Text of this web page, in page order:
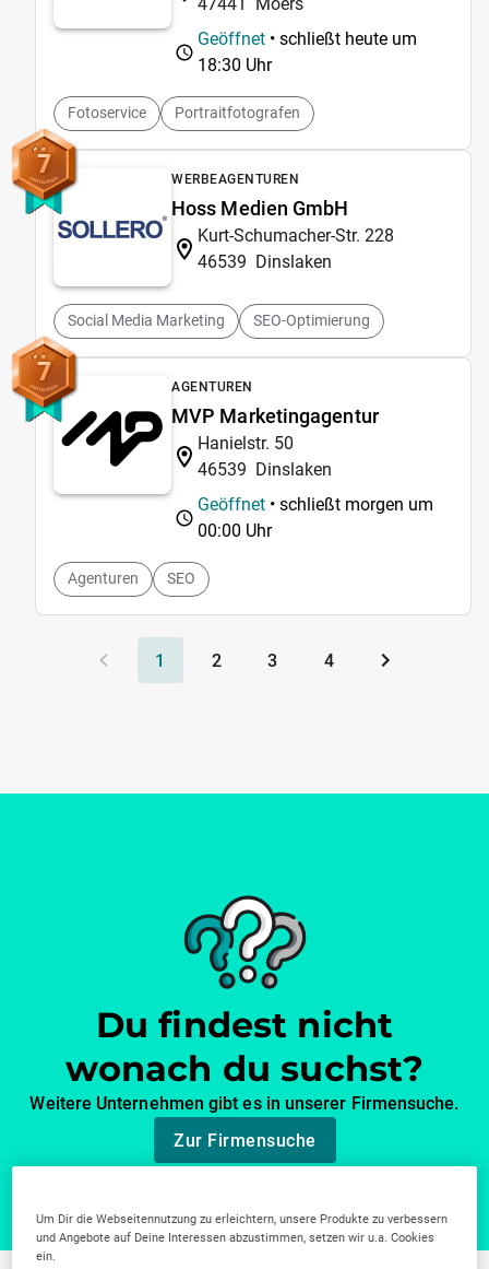
Geöffnet • schließt heute um
18:30 Uhr
Fotoservice Portraitfotografen
7 WERBEAGENTUREN
Hoss Medien GmbH
Kurt-Schumacher-Str. 228
46539 Dinslaken
Social Media Marketing SEO-Optimierung
7 AGENTUREN
MVP Marketingagentur
Hanielstr. 50
46539 Dinslaken
Geöffnet • schließt morgen um
00:00 Uhr
Agenturen SEO
1 2 3 4
Du findest nicht
wonach du suchst?
Weitere Unternehmen gibt es in unserer Firmensuche.
Zur Firmensuche
Um Dir die Webseitennutzung zu erleichtern, unsere Produkte zu verbessern
und Angebote auf Deine Interessen abzustimmen, setzen wir u.a. Cookies
ein.